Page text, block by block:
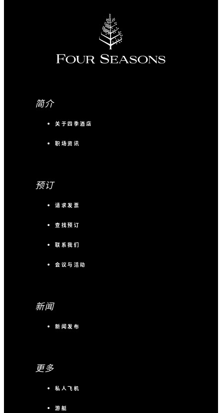
简介
关于四季酒店
职场资讯
预订
请求发票
查找预订
联系我们
会议与活动
新闻
新闻发布
更多
私人飞机
游艇